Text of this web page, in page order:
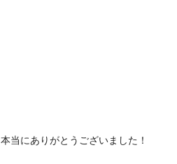
当にありがとうございました！